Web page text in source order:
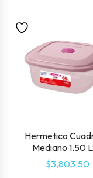
Hermetico
Mediano 1.50
$3,803.50